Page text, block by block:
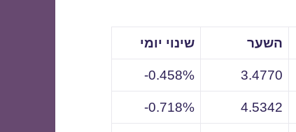
השער שינוי יומי
3.4770
0.458%-
4.5342
0.718%-